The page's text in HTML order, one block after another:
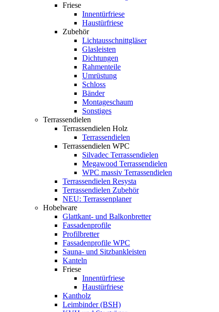
Friese
Innentürfriese
Haustürfriese
Zubehör
Lichtausschnittgläser
Glasleisten
Dichtungen
Rahmenteile
Umrüstung
Schloss
Bänder
Montageschaum
Sonstiges
Terrassendielen
Terrassendielen Holz
Terrassendielen
Terrassendielen WPC
Silvadec Terrassendielen
Megawood Terrassendielen
WPC massiv Terrassendielen
Terrassendielen Resysta
Terrassendielen Zubehör
NEU: Terrassenplaner
Hobelware
Glattkant- und Balkonbretter
Fassadenprofile
Profilbretter
Fassadenprofile WPC
Sauna- und Sitzbankleisten
Kanteln
Friese
Innentürfriese
Haustürfriese
Kantholz
Leimbinder (BSH)